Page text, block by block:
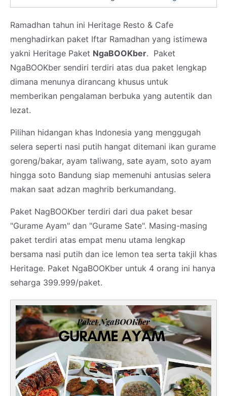
Ramadhan tahun ini Heritage Resto & Cafe
menghadirkan paket Iftar Ramadhan yang istimewa
yakni Heritage Paket NgaBOOKber. Paket
NgaBOOKber sendiri terdiri atas dua paket lengkap
dimana menunya dirancang khusus untuk
memberikan pengalaman berbuka yang autentik dan
lezat.
Pilihan hidangan khas Indonesia yang menggugah
selera seperti nasi putih hangat ditemani ikan gurame
goreng/bakar, ayam taliwang, sate ayam, soto ayam
hingga soto Bandung siap memenuhi antusias selera
makan saat adzan maghrib berkumandang.
Paket NagBOOKber terdiri dari dua paket besar
"Gurame Ayam" dan "Gurame Sate". Masing-masing
paket terdiri atas empat menu utama lengkap
bersama nasi putih dan ice lemon tea serta takjil khas
Heritage. Paket NgaBOOKber untuk 4 orang ini hanya
seharga 399.999/paket.